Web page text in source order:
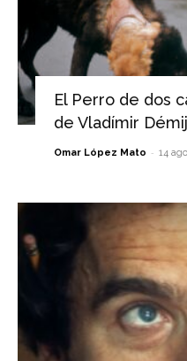
El Perro de dos
de Vladímir
Omar López Mato - 14